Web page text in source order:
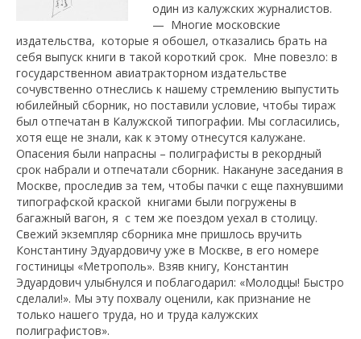
один из калужских журналистов.
— Многие московские
издательства, которые я обошел, отказались брать на
себя выпуск книги в такой короткий срок. Мне повезло: в
государственном авиатракторном издательстве
сочувственно отнеслись к нашему стремлению выпустить
юбилейный сборник, но поставили условие, чтобы тираж
был отпечатан в Калужской типографии. Мы согласились,
хотя еще не знали, как к этому отнесутся калужане.
Опасения были напрасны – полиграфисты в рекордный
срок набрали и отпечатали сборник. Накануне заседания в
Москве, проследив за тем, чтобы пачки с еще пахнувшими
типографской краской книгами были погружены в
багажный вагон, я с тем же поездом уехал в столицу.
Свежий экземпляр сборника мне пришлось вручить
Константину Эдуардовичу уже в Москве, в его номере
гостиницы «Метрополь». Взяв книгу, Константин
Эдуардович улыбнулся и поблагодарил: «Молодцы! Быстро
сделали!». Мы эту похвалу оценили, как признание не
только нашего труда, но и труда калужских
полиграфистов».